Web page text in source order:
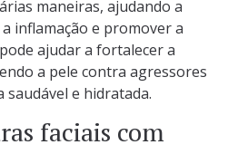
maneiras, ajudando a
inflamação e promover a
ajudar a fortalecer a
a pele contra agressores
e hidratada.
faciais com